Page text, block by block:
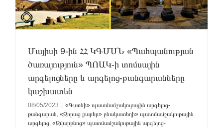
Մայիսի 9-ին ՀՀ ԿԳՄՍՆ «Պահպանության
ծառայություն» ՊՈԱԿ-ի տոմսային
արգելոցները և արգելոց-թանգարանները
կաշխատեն
08/05/2023
«Գառնի» պատմամշակութային արգելոց-
թանգարան, «Զորաց քարեր» բնակատեղի» պատմամշակութային
արգելոց, «Զվարթնոց» պատմամշակութային արգելոց-